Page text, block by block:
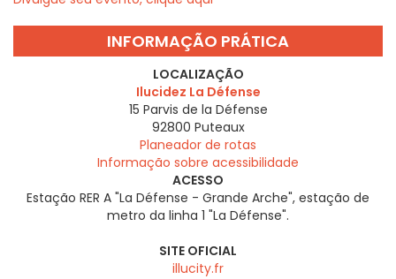
INFORMAÇÃO PRÁTICA
LOCALIZAÇÃO
Ilucidez La Défense
15 Parvis de la Défense
92800 Puteaux
Planeador de rotas
Informação sobre acessibilidade
ACESSO
Estação RER A "La Défense - Grande Arche", estação de
metro da linha 1 "La Défense".
SITE OFICIAL
illucity.fr